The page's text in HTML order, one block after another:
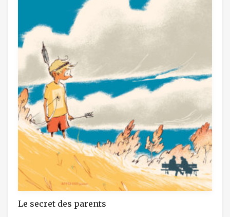
Le secret des parents